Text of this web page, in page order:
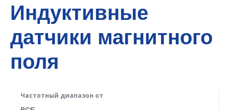
Индуктивные
датчики магнитного
поля
Частотный диапазон от